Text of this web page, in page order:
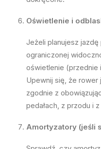
Oświetlenie i
Jeżeli planujesz
ograniczonej
oświetlenie (przednie
Upewnij się, że
zgodnie z
pedałach, z przodu i z
Amortyzatory (jeśli